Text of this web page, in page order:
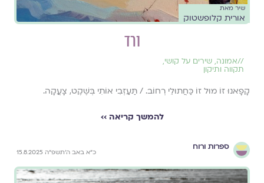
שיר מאת
אורית קלופשטוק
ורד
//אמונה, שירים על קושי,
תקווה ותיקון
קָפָאנוּ זוֹ מוּל זוֹ כַּחֲתוּלֵי רְחוֹב. / תַּעַזְבִי אוֹתִי בְּשֶׁקֶט, צָעֲקָה.
להמשך קריאה ››
ספרות ורוח
כ״א באב ה׳תשפ״ה 15.8.2025